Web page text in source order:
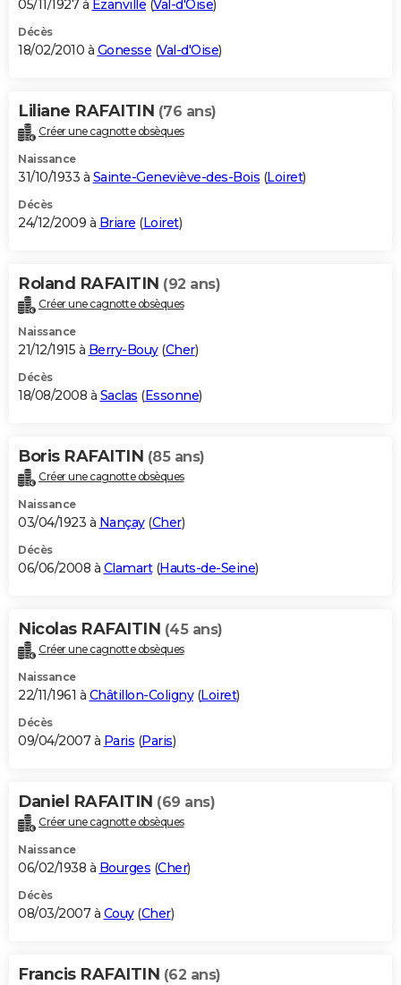
05/11/1927 à Ézanville (Val-d'Oise)
Décès
18/02/2010 à Gonesse (Val-d'Oise)
Liliane RAFAITIN (76 ans)
Créer une cagnotte obsèques
Naissance
31/10/1933 à Sainte-Geneviève-des-Bois (Loiret)
Décès
24/12/2009 à Briare (Loiret)
Roland RAFAITIN (92 ans)
Créer une cagnotte obsèques
Naissance
21/12/1915 à Berry-Bouy(Cher)
Décès
18/08/2008 à Saclas (Essonne)
Boris RAFAITIN (85 ans)
Créer une cagnotte obsèques
Naissance
03/04/1923 à Nançay(Cher)
Décès
06/06/2008 à Clamart(Hauts-de-Seine)
Nicolas RAFAITIN (45 ans)
Créer une cagnotte obsèques
Naissance
22/11/1961 à Châtillon-Coligny(Loiret)
Décès
09/04/2007 à Paris (Paris)
Daniel RAFAITIN (69 ans)
Créer une cagnotte obsèques
Naissance
06/02/1938 à Bourges (Cher)
Décès
08/03/2007 à Couy(Cher)
Francis RAFAITIN (62 ans)